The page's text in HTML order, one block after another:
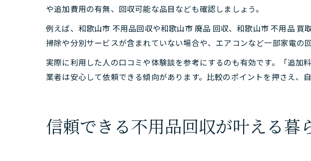
や追加費用の有無、回収可能な品目なども確認しましょう。
例えば、和歌山市 不用品回収や和歌山市 廃品 回収、和歌山市 不用品
掃除や分別サービスが含まれていない場合や、エアコンなど一部家電の
実際に利用した人の口コミや体験談を参考にするのも有効です。「追
業者は安心して依頼できる傾向があります。比較のポイントを押さえ、
信頼できる不用品回収が叶える暮